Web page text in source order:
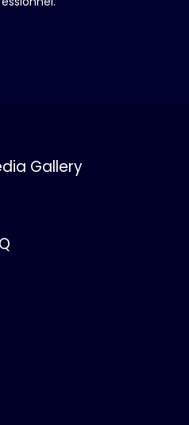
Gallery